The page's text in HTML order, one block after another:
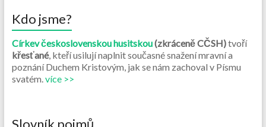
Kdo jsme?
Církev československou husitskou(zkráceně CČSH)tvoří
křesťané, kteří usilují naplnit současné snažení mravní a
poznání Duchem Kristovým, jak se nám zachoval v Písmu
svatém.více >>
Slovník pojmů